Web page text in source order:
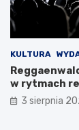
KULTURA
w rytmach
3 sierpnia